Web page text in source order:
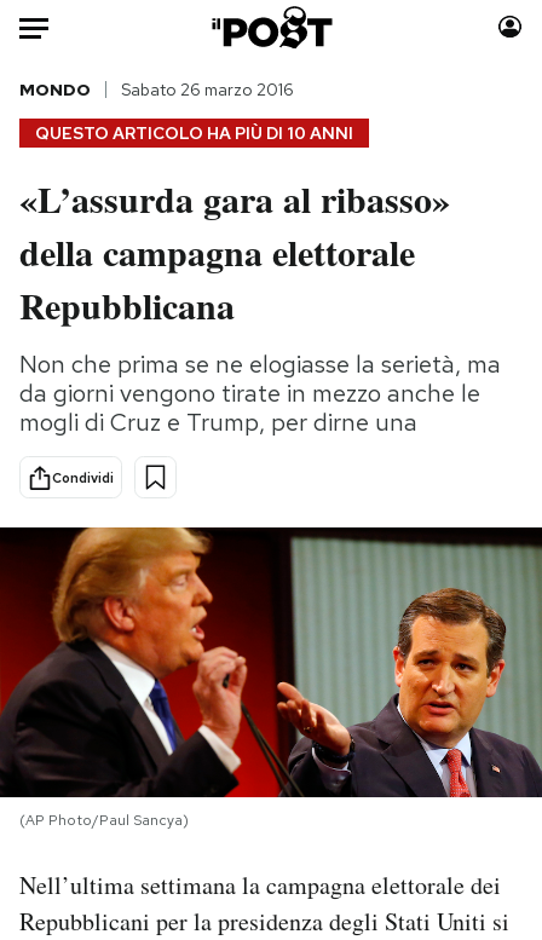
Auto
HOME
Italia
Politica
Tecnologia
Scienza
Cultura
Sport
Moda
Consumismi
Media
Europa
PODCAST
NEWSLETTER
I MIEI PREFERITI
SHOP
CALENDARIO
QUESTO ARTICOLO HA PIÙ DI 10 ANNI
MONDO Sabato 26 marzo 2016
«L’assurda gara al ribasso»
della campagna elettorale
Repubblicana
Non che prima se ne elogiasse la serietà, ma
da giorni vengono tirate in mezzo anche le
mogli di Cruz e Trump, per dirne una
Condividi
(AP Photo/Paul Sancya)
Nell’ultima settimana la campagna elettorale dei
Repubblicani per la presidenza degli Stati Uniti si